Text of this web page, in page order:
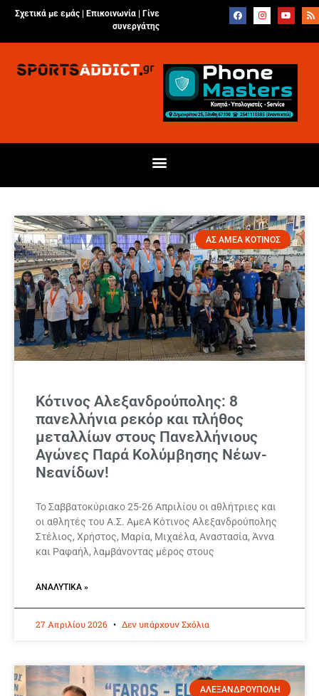
Σχετικά με εμάς | Επικοινωνία
Γίνε
συνεργάτης
ΑΣ ΑΜΕΑ ΚΟΤΙΝΟΣ
Κότινος Αλεξανδρούπολης: 8
πανελλήνια ρεκόρ και πλήθος
μεταλλίων στους Πανελλήνιους
Αγώνες Παρά Κολύμβησης Νέων-
Νεανίδων!
Το Σαββατοκύριακο 25-26 Απριλίου οι αθλήτριες και
οι αθλητές του Α.Σ. ΑμεΑ Κότινος Αλεξανδρούπολης
Στέλιος, Χρήστος, Μαρία, Μιχαέλα, Αναστασία, Άννα
και Ραφαήλ, λαμβάνοντας μέρος στους
ΑΝΑΛΥΤΙΚΆ »
27 Απριλίου 2026 Δεν υπάρχουν Σχόλια
ΑΛΕΞΑΝΔΡΟΥΠΟΛΗ